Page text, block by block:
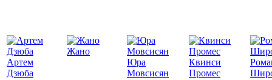
Артем
Дзюба
Жано
Юра
Мовсисян
Квинси
Промес